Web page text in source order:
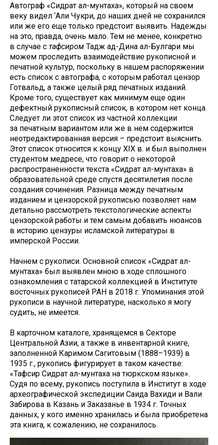
Автограф «Сидрат ал-мунтаха», который на своем
веку видел ‘Али Чукри, до наших дней не сохранился
или же его еще только предстоит выявить. Надежды
на это, правда, очень мало. Тем не менее, конкретно
в случае с тафсиром Тадж ад-Дина ал-Булгари мы
можем проследить взаимодействие рукописной и
печатной культур, поскольку в нашем распоряжении
есть список с автографа, с которым работал цензор
Готвальд, а также целый ряд печатных изданий.
Кроме того, существует как минимум еще один
дефектный рукописный список, в котором нет конца.
Следует ли этот список из частной коллекции
за печатным вариантом или же в нем содержится
неотредактированная версия – предстоит выяснить.
Этот список относится к концу XIX в. и был выполнен
студентом медресе, что говорит о некоторой
распространенности текста «Сидрат ал-мунтаха» в
образовательной среде спустя десятилетия после
создания сочинения. Разница между печатным
изданием и цензорской рукописью позволяет нам
детально рассмотреть текстологические аспекты
цензорской работы и тем самым добавить нюансов
в историю цензуры исламской литературы в
имперской России.
Начнем с рукописи. Основной список «Сидрат ал-
мунтаха» был выявлен мною в ходе сплошного
ознакомления с татарской коллекцией в Институте
восточных рукописей РАН в 2018 г. Упоминания этой
рукописи в научной литературе, насколько я могу
судить, не имеется.
В карточном каталоге, хранящемся в Секторе
Центральной Азии, а также в инвентарной книге,
заполненной Каримом Сагитовым (1888–1939) в
1935 г., рукопись фигурирует в таком качестве:
«Тафсир Сидрат ал-мунтаха на тюркском языке».
Судя по всему, рукопись поступила в Институт в ходе
археографической экспедиции Саида Вахиди и Вали
Забирова в Казань и Заказанье в 1934 г. Точных
данных, у кого именно хранилась и была приобретена
эта книга, к сожалению, не сохранилось.